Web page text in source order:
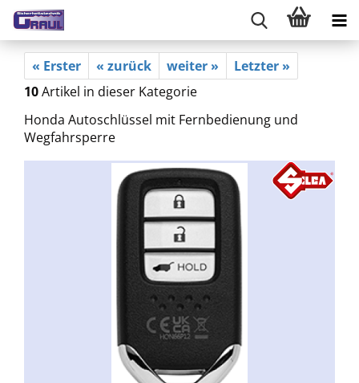
« Erster « zurück weiter »
Letzter »
10Artikel in dieser Kategorie
Honda Autoschlüssel mit Fernbedienung und
Wegfahrsperre